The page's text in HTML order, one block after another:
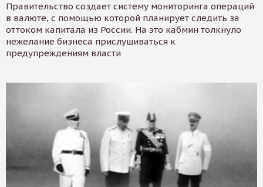
Правительство создает систему мониторинга операций
в валюте, с помощью которой планирует следить за
оттоком капитала из России. На это кабмин толкнуло
нежелание бизнеса прислушиваться к
предупреждениям власти